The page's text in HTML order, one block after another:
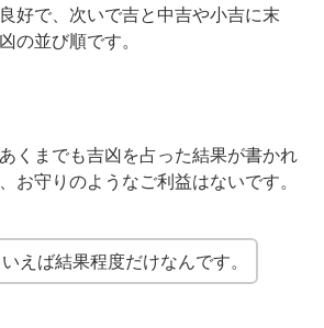
好で、次いで吉と中吉や小吉に末
の並び順です。
くまでも吉凶を占った結果が書かれ
お守りのようなご利益はないです。
えば結果程度だけなんです。